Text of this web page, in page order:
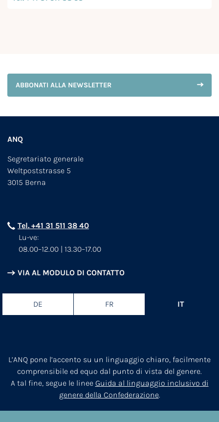
ABBONATI ALLA NEWSLETTER
ANQ
Segretariato generale
Weltpoststrasse 5
3015 Berna
Tel. +41 31 511 38 40
Lu-ve:
08.00–12.00 | 13.30–17.00
VIA AL MODULO DI CONTATTO
DE FR IT
L’ANQ pone l’accento su un linguaggio chiaro, facilmente
comprensibile ed equo dal punto di vista del genere.
A tal fine, segue le linee Guida al linguaggio inclusivo di
genere della Confederazione.